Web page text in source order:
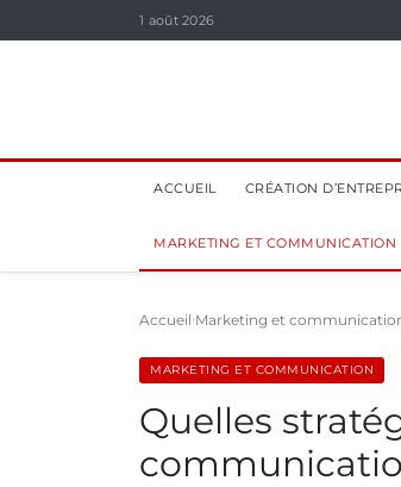
1 août 2026
ACCUEIL CRÉATION
MARKETING ET COMMUNICATION
Accueil Marketing et
MARKETING ET COMMUNICATION
Quelles